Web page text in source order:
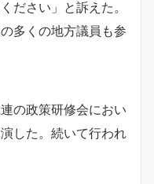
ださい」と訴えた。
多くの地方議員も参
の政策研修会におい
した。続いて行われ